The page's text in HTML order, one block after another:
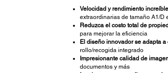
Velocidad y rendimiento
extraordinarias de tamaño A1/D
Reduzca el costo total de
para mejorar la eficiencia
El diseño innovador se adapta
rollo/recogida integrado
Impresionante calidad de
documentos y más